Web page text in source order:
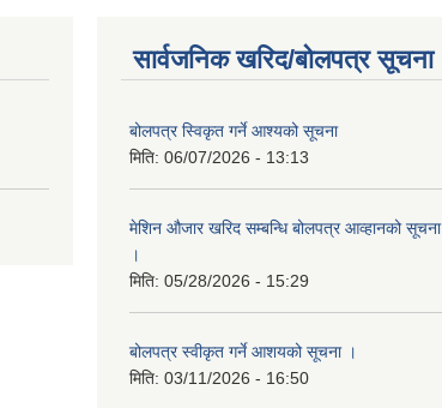
सार्वजनिक खरिद/बोलपत्र सूचना
बोलपत्र स्विकृत गर्ने आश्यको सूचना
मिति: 06/07/2026 - 13:13
मेशिन औजार खरिद सम्बन्धि बोलपत्र आव्हानको सूचना
।
मिति: 05/28/2026 - 15:29
बोलपत्र स्वीकृत गर्ने आशयको सूचना ।
मिति: 03/11/2026 - 16:50